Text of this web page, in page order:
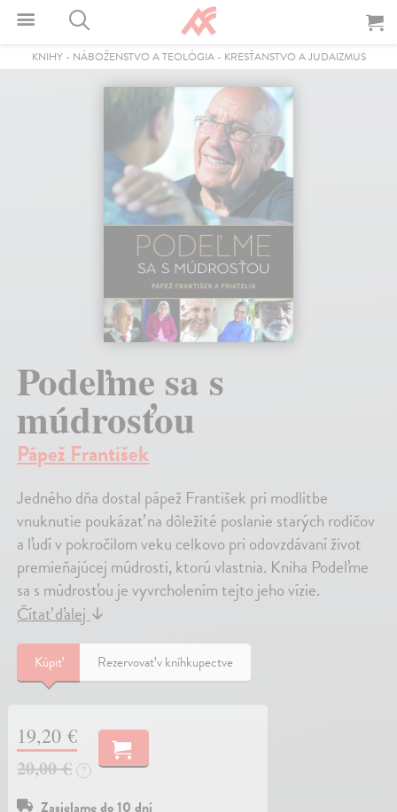
KNIHY- NÁBOŽENSTVO A TEOLÓGIA- KRESŤANSTVO A JUDAIZMUS
Podeľme sa s
múdrosťou
Pápež František
Jedného dňa dostal pápež František pri modlitbe
vnuknutie poukázať na dôležité poslanie starých rodičov
a ľudí v pokročilom veku celkovo pri odovzdávaní život
premieňajúcej múdrosti, ktorú vlastnia. Kniha Podeľme
sa s múdrosťou je vyvrcholením tejto jeho vízie.
Čítať ďalej↓
Kúpiť Rezervovať v kníhkupectve
19,20 €
20,00 €
?
Zasielame do 10 dní